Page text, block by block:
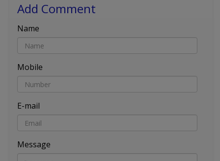
Add Comment
Name
Mobile
E-mail
Message